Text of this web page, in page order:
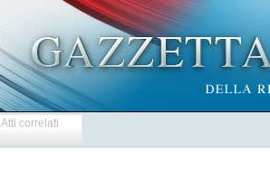
Atti correlati